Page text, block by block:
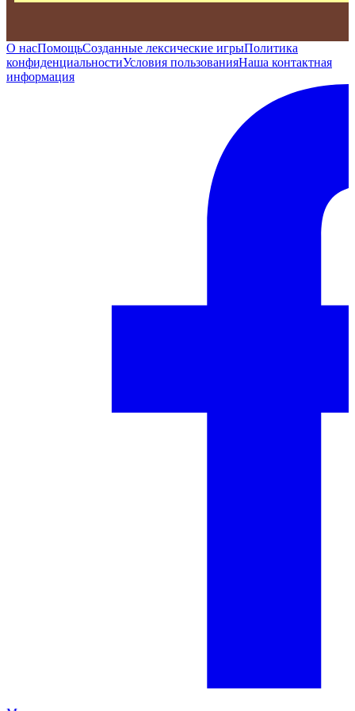
О насПомощьСозданные лексические игрыПолитика
конфиденциальностиУсловия пользованияНаша контактная
информация